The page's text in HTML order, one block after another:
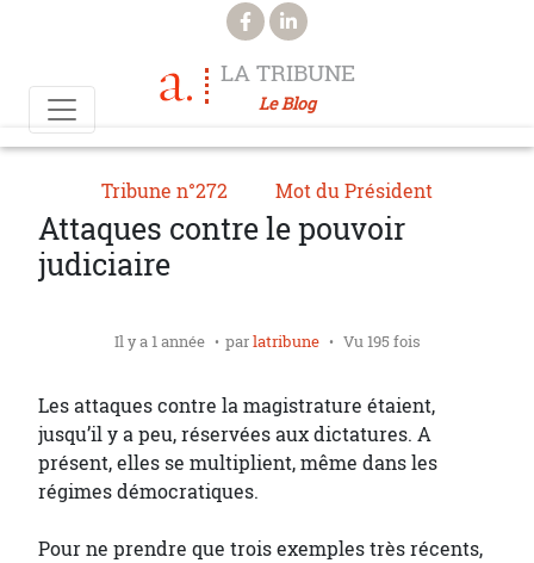
Aller au contenu principal
LA TRIBUNE
Le Blog
Tribune n°272 Mot du Président
Attaques contre le pouvoir
judiciaire
Il y a 1 année parlatribune Vu 195 fois
Les attaques contre la magistrature étaient,
jusqu’il y a peu, réservées aux dictatures. A
présent, elles se multiplient, même dans les
régimes démocratiques.
Pour ne prendre que trois exemples très récents,